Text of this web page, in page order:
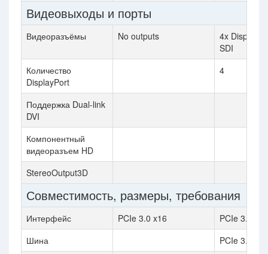
Видеовыходы и порты
Видеоразъёмы No outputs
4x
SDI
Количество
DisplayPort
4
Поддержка Dual-link
DVI
Компонентный
видеоразъем HD
StereoOutput3D
Совместимость, размеры, требования
Интерфейс PCIe 3.0 x16
PCIe 3.0 x16
Шина
PCIe 3.0